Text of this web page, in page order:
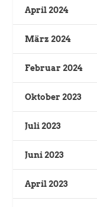
April 2024
März 2024
Februar 2024
Oktober 2023
Juli 2023
Juni 2023
April 2023